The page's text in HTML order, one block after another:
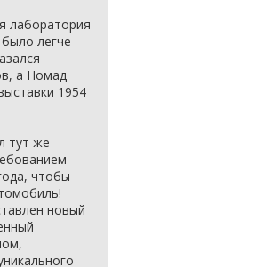
лаборатория
легче
а Номад
1954
тут же
чтобы
новый